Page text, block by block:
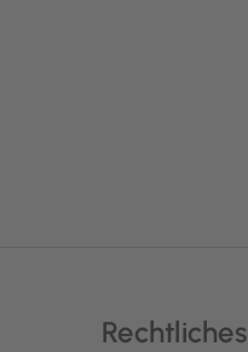
Rechtliches